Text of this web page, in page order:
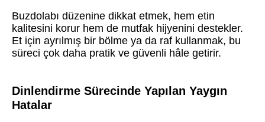
Buzdolabı düzenine dikkat etmek, hem etin
kalitesini korur hem de mutfak hijyenini destekler.
Et için ayrılmış bir bölme ya da raf kullanmak, bu
süreci çok daha pratik ve güvenli hâle getirir.
Dinlendirme Sürecinde Yapılan Yaygın
Hatalar